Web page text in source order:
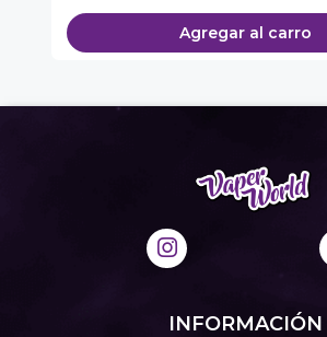
Agregar al carro
INFORMACIÓN